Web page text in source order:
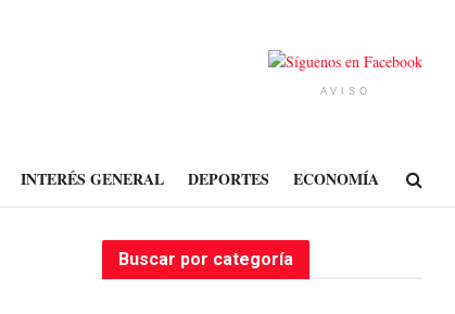
AVISO
INTERÉS GENERAL DEPORTES ECONOMÍA
Buscar por categoría